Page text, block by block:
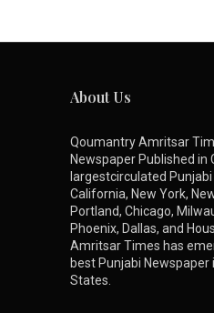
About Us
Qoumantry Amritsar
Newspaper Published in
largestcirculated
California, New York,
Portland, Chicago,
Phoenix, Dallas, and
Amritsar Times has
best Punjabi Newspaper
States.